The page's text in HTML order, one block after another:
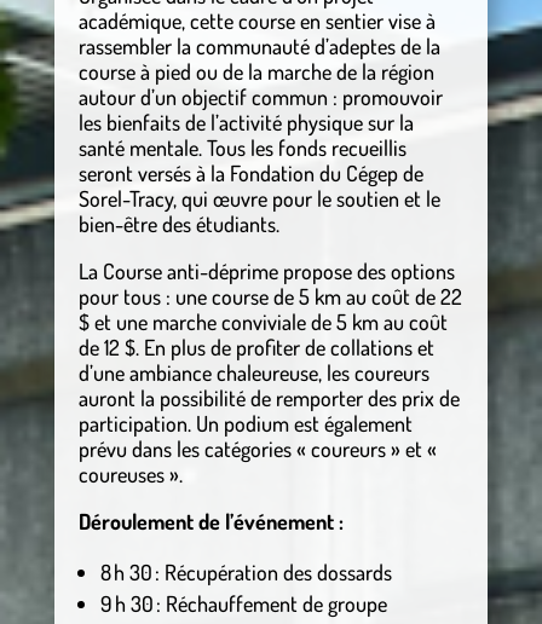
académique, cette course en sentier vise à
rassembler la communauté d’adeptes de la
course à pied ou de la marche de la région
autour d’un objectif commun : promouvoir
les bienfaits de l’activité physique sur la
santé mentale. Tous les fonds recueillis
seront versés à la Fondation du Cégep de
Sorel-Tracy, qui œuvre pour le soutien et le
bien-être des étudiants.
La Course anti-déprime propose des options
pour tous : une course de 5 km au coût de 22
$ et une marche conviviale de 5 km au coût
de 12 $. En plus de profiter de collations et
d’une ambiance chaleureuse, les coureurs
auront la possibilité de remporter des prix de
participation. Un podium est également
prévu dans les catégories « coureurs » et «
coureuses ».
Déroulement de l’événement :
8 h 30 : Récupération des dossards
9 h 30 : Réchauffement de groupe